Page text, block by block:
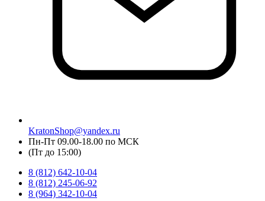
KratonShop@yandex.ru
Пн-Пт 09.00-18.00 по МСК
(Пт до 15:00)
8 (812) 642-10-04
8 (812) 245-06-92
8 (964) 342-10-04